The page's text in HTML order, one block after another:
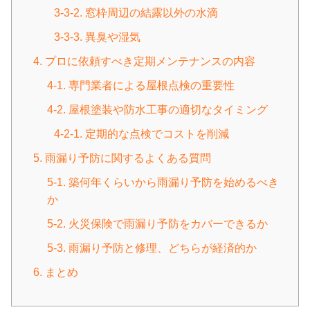
3-3-2. 窓枠周辺の結露以外の水滴
3-3-3. 異臭や湿気
4. プロに依頼すべき定期メンテナンスの内容
4-1. 専門業者による屋根点検の重要性
4-2. 屋根塗装や防水工事の適切なタイミング
4-2-1. 定期的な点検でコストを削減
5. 雨漏り予防に関するよくある質問
5-1. 築何年くらいから雨漏り予防を始めるべき
か
5-2. 火災保険で雨漏り予防をカバーできるか
5-3. 雨漏り予防と修理、どちらが経済的か
6. まとめ